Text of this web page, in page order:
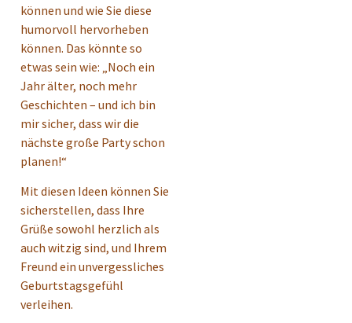
können und wie Sie diese
humorvoll hervorheben
können. Das könnte so
etwas sein wie: „Noch ein
Jahr älter, noch mehr
Geschichten – und ich bin
mir sicher, dass wir die
nächste große Party schon
planen!“
Mit diesen Ideen können Sie
sicherstellen, dass Ihre
Grüße sowohl herzlich als
auch witzig sind, und Ihrem
Freund ein unvergessliches
Geburtstagsgefühl
verleihen.